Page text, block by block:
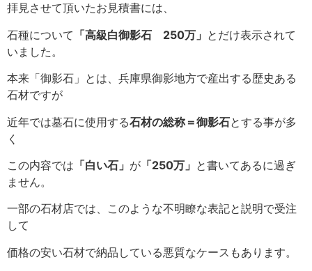
拝見させて頂いたお見積書には、
石種について 「高級白御影石 250万」 とだけ表示されて
いました。
本来「御影石」とは、兵庫県御影地方で産出する歴史ある
石材ですが
近年では墓石に使用する石材の総称＝御影石とする事が多
く
この内容では 「白い石」 が 「250万」 と書いてあるに過ぎ
ません。
一部の石材店では、このような不明瞭な表記と説明で受注
して
価格の安い石材で納品している悪質なケースもあります。